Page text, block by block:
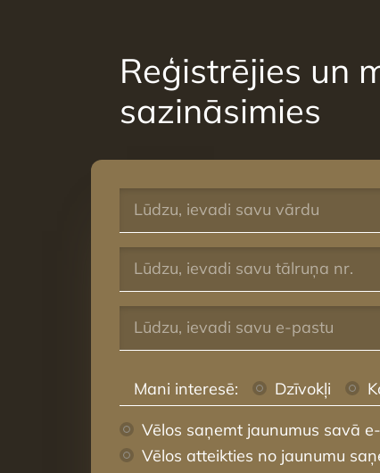
Reģistrējies un
sazināsimies
Mani interesē: Dzīvokļi
Vēlos saņemt jaunumus savā
Vēlos atteikties no jaunumu